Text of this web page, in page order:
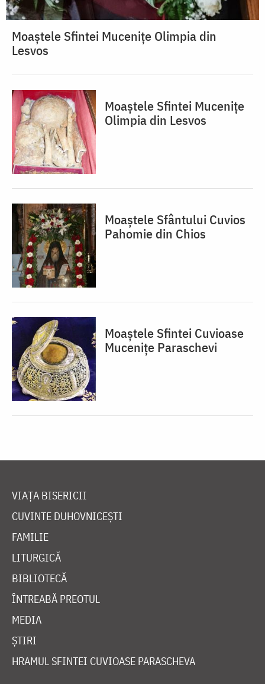
Moaștele Sfintei Mucenițe Olimpia din
Lesvos
Moaștele Sfintei Mucenițe
Olimpia din Lesvos
Moaștele Sfântului Cuvios
Pahomie din Chios
Moaștele Sfintei Cuvioase
Mucenițe Paraschevi
VIAȚA BISERICII
CUVINTE DUHOVNICEȘTI
FAMILIE
LITURGICĂ
BIBLIOTECĂ
ÎNTREABĂ PREOTUL
MEDIA
ȘTIRI
HRAMUL SFINTEI CUVIOASE PARASCHEVA